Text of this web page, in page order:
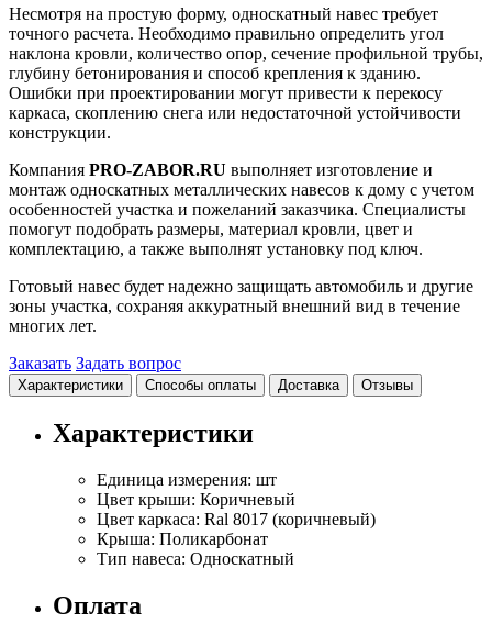
Несмотря на простую форму, односкатный навес требует
точного расчета. Необходимо правильно определить угол
наклона кровли, количество опор, сечение профильной трубы,
глубину бетонирования и способ крепления к зданию.
Ошибки при проектировании могут привести к перекосу
каркаса, скоплению снега или недостаточной устойчивости
конструкции.
Компания PRO-ZABOR.RU выполняет изготовление и
монтаж односкатных металлических навесов к дому с учетом
особенностей участка и пожеланий заказчика. Специалисты
помогут подобрать размеры, материал кровли, цвет и
комплектацию, а также выполнят установку под ключ.
Готовый навес будет надежно защищать автомобиль и другие
зоны участка, сохраняя аккуратный внешний вид в течение
многих лет.
Заказать Задать вопрос
Характеристики Способы оплаты Доставка Отзывы
Характеристики
Единица измерения: шт
Цвет крыши: Коричневый
Цвет каркаса: Ral 8017 (коричневый)
Крыша: Поликарбонат
Тип навеса: Односкатный
Оплата